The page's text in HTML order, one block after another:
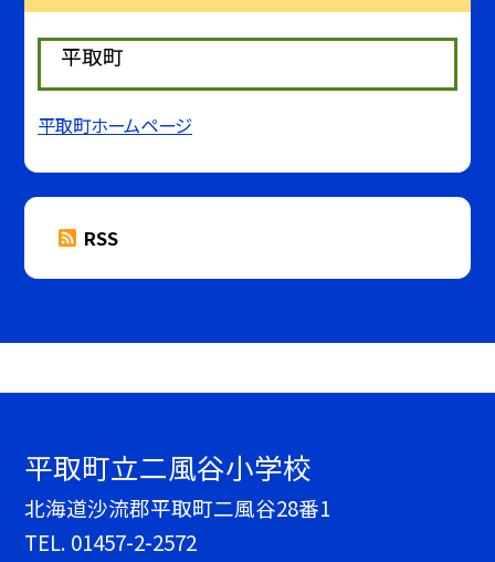
平取町
平取町ホームページ
RSS
平取町立二風谷小学校
北海道沙流郡平取町二風谷28番1
TEL. 01457-2-2572